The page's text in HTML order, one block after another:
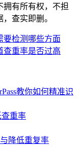
拥有所有权，不担
查实即删。
要检测哪些方面
查重率是否过高
教你如何精准识
重率
降低重复率